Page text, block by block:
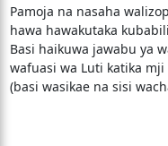
Pamoja na nasaha
hawa hawakutaka
Basi haikuwa jawabu ya
wafuasi wa Luti katika
(basi wasikae na sisi